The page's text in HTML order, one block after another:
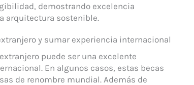
demostrando excelencia
arquitectura sostenible.
y sumar experiencia internacional
puede ser una excelente
En algunos casos, estas becas
de renombre mundial. Además de